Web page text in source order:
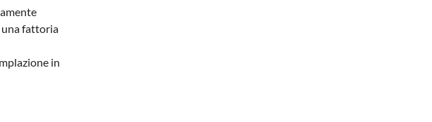
una fattoria
in